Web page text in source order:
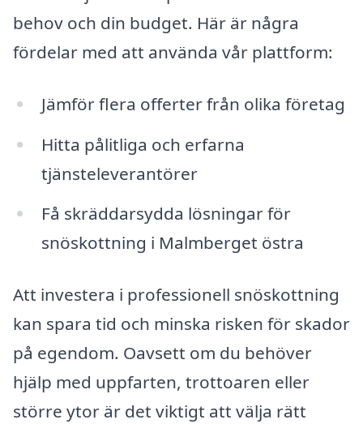
behov och din budget. Här är några
fördelar med att använda vår plattform:
Jämför flera offerter från olika företag
Hitta pålitliga och erfarna
tjänsteleverantörer
Få skräddarsydda lösningar för
snöskottning i Malmberget östra
Att investera i professionell snöskottning
kan spara tid och minska risken för skador
på egendom. Oavsett om du behöver
hjälp med uppfarten, trottoaren eller
större ytor är det viktigt att välja rätt